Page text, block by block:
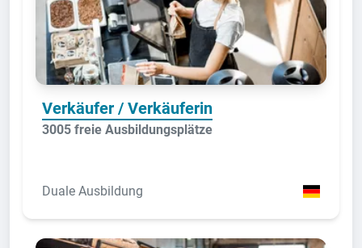
Verkäufer / Verkäuferin
3005 freie Ausbildungsplätze
Duale Ausbildung